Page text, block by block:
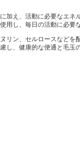
加え、活動に必要なエネ
用し、毎日の活動に必要
リン、セルロースなどを配
し、健康的な便通と毛玉